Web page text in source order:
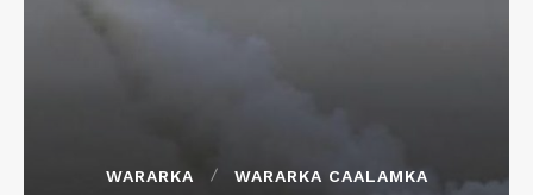
WARARKA WARARKA CAALAMKA